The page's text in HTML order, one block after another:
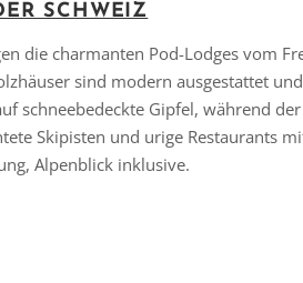
SCHWEIZ
die charmanten Pod-Lodges vom
sind modern ausgestattet
schneebedeckte Gipfel, während
Skipisten und urige Restaurants
Alpenblick inklusive.